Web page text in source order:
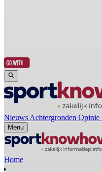
Nieuws Achtergronden Opinie
Menu
Home